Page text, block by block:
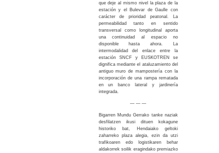
que deje al mismo nivel la plaza de la
estación y el Bulevar de Gaulle con
carácter de prioridad peatonal. La
permeabilidad tanto en sentido
transversal como longitudinal aporta
una continuidad al espacio no
disponible hasta ahora. La
intermodalidad del enlace entre la
estación SNCF y EUSKOTREN se
dignifica mediante el ataluzamiento del
antiguo muro de mampostería con la
incorporación de una rampa rematada
en un banco lateral y jardinería
integrada.
— — —
Bigarren Mundu Gerrako tanke naziak
desfilatzen ikusi dituen kokagune
historiko bat, Hendaiako geltoki
zaharreko plaza alegia, ezin da utzi
trafikoaren edo logistikaren behar
aldakorrek soilik eragindako premiazko